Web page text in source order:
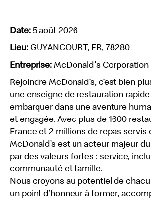
Date:5 août 2026
Lieu: GUYANCOURT, FR, 78280
Entreprise:McDonald's Corporation
Rejoindre McDonald’s, c’est bien
une enseigne de restauration rapide
embarquer dans une aventure
et engagée. Avec plus de 1600
France et 2 millions de repas servis
McDonald’s est un acteur majeur
par des valeurs fortes : service,
communauté et famille.
Nous croyons au potentiel de
un point d’honneur à former,